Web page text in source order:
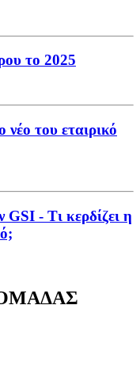
το 2025
του εταιρικό
GSI - Τι κερδίζει η